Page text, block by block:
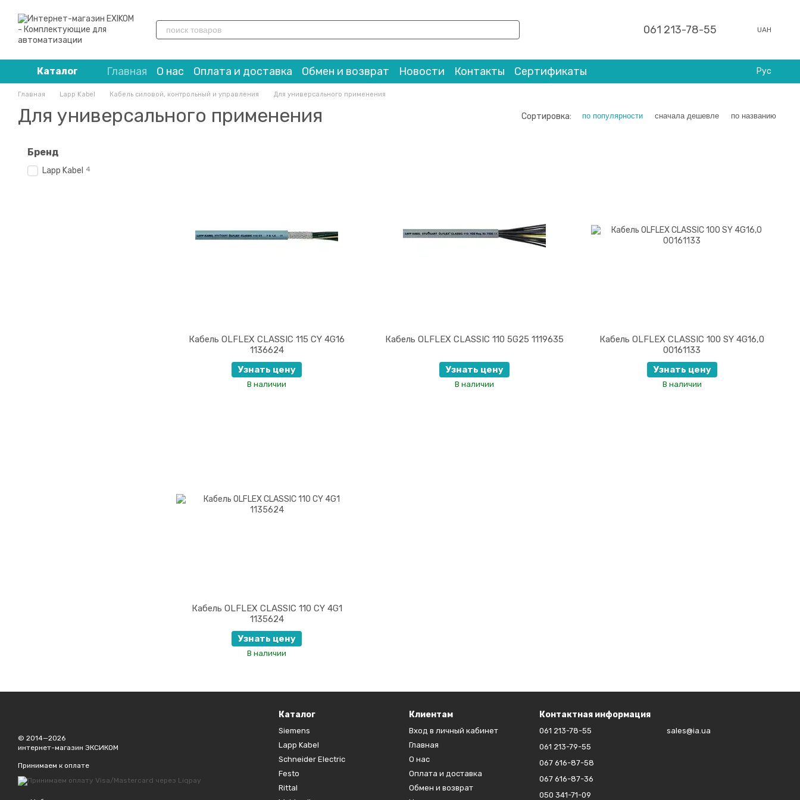
061 213-78-55 UAH
Каталог Главная О нас Оплата и доставка Обмен и возврат Новости Контакты Сертификаты Рус
Главная Lapp Kabel Кабель силовой, контрольный и управления Для универсального применения
Для универсального применения Сортировка: по популярности сначала дешевле по названию
Кабель OLFLEX CLASSIC 115 CY 4G16
1136624
Узнать цену
В наличии
Кабель OLFLEX CLASSIC 110 5G25 1119635
Узнать цену
В наличии
Кабель OLFLEX CLASSIC 100 SY 4G16,0
00161133
Узнать цену
В наличии
Кабель OLFLEX CLASSIC 110 CY 4G1
1135624
Узнать цену
В наличии
Бренд
Lapp Kabel 4
© 2014—2026
интернет-магазин ЭКСИКОМ
Принимаем к оплате
Каталог
Siemens
Lapp Kabel
Schneider Electric
Festo
Rittal
Клиентам
Вход в личный кабинет
Главная
О нас
Оплата и доставка
Обмен и возврат
Контактная информация
061 213-78-55
061 213-79-55
067 616-87-58
067 616-87-36
050 341-71-09
sales@ia.ua